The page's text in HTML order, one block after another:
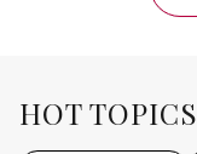
HOT TOPICS